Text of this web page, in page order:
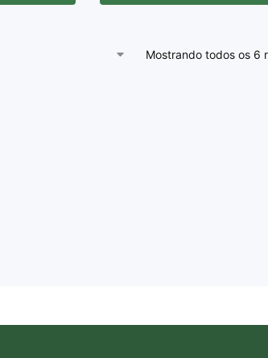
Mostrando todos os 6